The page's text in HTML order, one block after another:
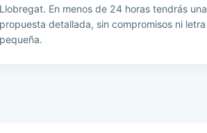
Llobregat. En menos de 24 horas tendrás una
propuesta detallada, sin compromisos ni letra
pequeña.